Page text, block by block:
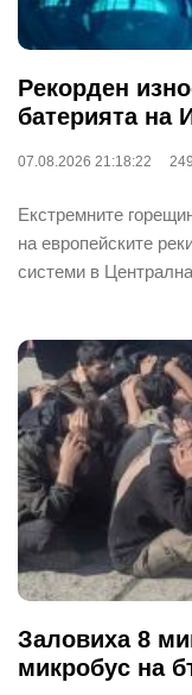
Рекорден
батерията на
07.08.2026 21:18:22 249
Екстремните
на европейските
системи в
Заловиха 8
микробус на